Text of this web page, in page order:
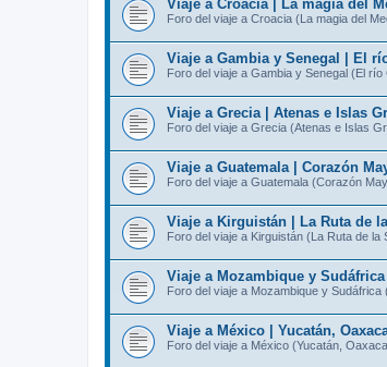
Viaje a Croacia | La magia del
Foro del viaje a Croacia (La magia del
Viaje a Gambia y Senegal | El
Foro del viaje a Gambia y Senegal (El
Viaje a Grecia | Atenas e Islas
Foro del viaje a Grecia (Atenas e Islas
Viaje a Guatemala | Corazón
Foro del viaje a Guatemala (Corazón
Viaje a Kirguistán | La Ruta de
Foro del viaje a Kirguistán (La Ruta de la
Viaje a Mozambique y
Foro del viaje a Mozambique y
Viaje a México | Yucatán,
Foro del viaje a México (Yucatán,